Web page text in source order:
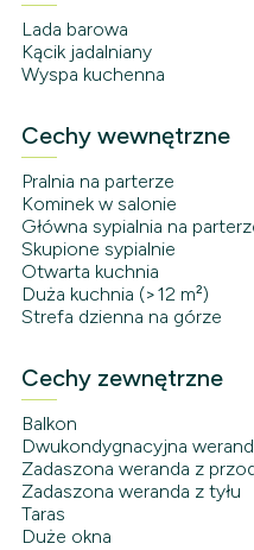
Lada barowa
Kącik jadalniany
Wyspa kuchenna
Cechy wewnętrzne
Pralnia na parterze
Kominek w salonie
Główna sypialnia na
Skupione sypialnie
Otwarta kuchnia
Duża kuchnia (>12 m²)
Strefa dzienna na górze
Cechy zewnętrzne
Balkon
Dwukondygnacyjna
Zadaszona weranda z
Zadaszona weranda z tyłu
Taras
Duże okna